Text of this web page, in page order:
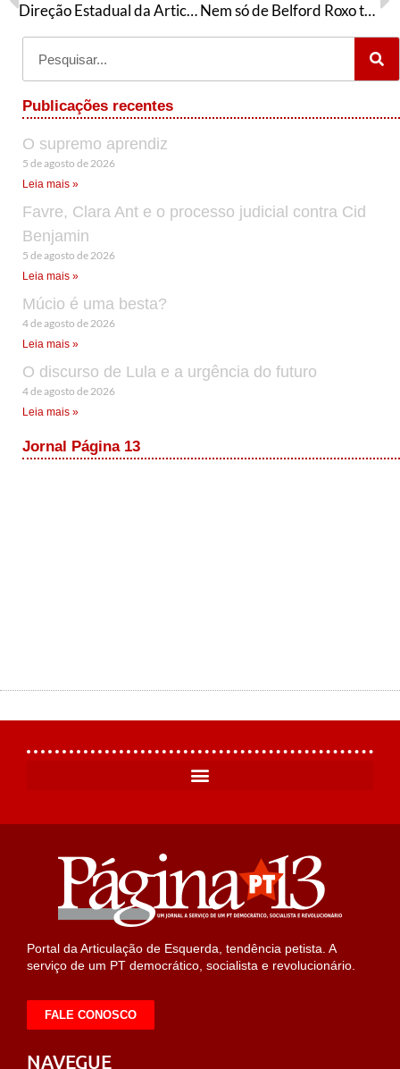
Direção Estadual da Articulação de Esquerda de Minas Gerais aprova texto-base Nem só de Belford Roxo tratou o Diretório Nacional do PT
Publicações recentes
O supremo aprendiz
5 de agosto de 2026
Leia mais »
Favre, Clara Ant e o processo judicial contra Cid
Benjamin
5 de agosto de 2026
Leia mais »
Múcio é uma besta?
4 de agosto de 2026
Leia mais »
O discurso de Lula e a urgência do futuro
4 de agosto de 2026
Leia mais »
Jornal Página 13
Portal da Articulação de Esquerda, tendência petista. A
serviço de um PT democrático, socialista e revolucionário.
FALE CONOSCO
NAVEGUE